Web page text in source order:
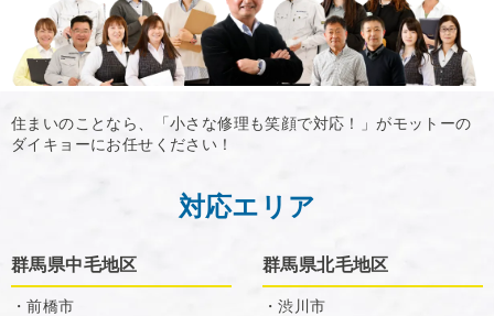
住まいのことなら、「小さな修理も笑顔で対応！」がモットーの
ダイキョーにお任せください！
対応エリア
群馬県中毛地区
・前橋市
群馬県北毛地区
・渋川市